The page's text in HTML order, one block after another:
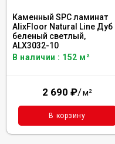
Каменный SPC ламинат
AlixFloor Natural Line Дуб
беленый светлый,
ALX3032-10
В наличии : 152 м²
2 690 ₽/м²
В корзину